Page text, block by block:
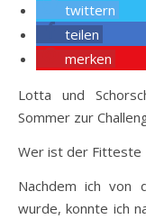
twittern
teilen
merken
Lotta und
Sommer zur
Wer ist der Fitteste
Nachdem ich von
wurde, konnte ich